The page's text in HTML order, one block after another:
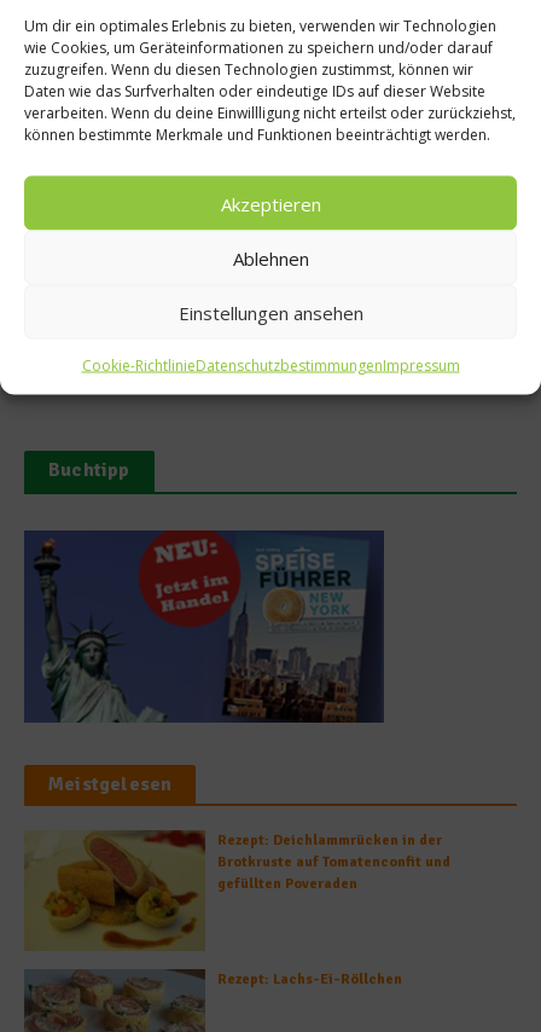
Um dir ein optimales Erlebnis zu bieten, verwenden wir Technologien
wie Cookies, um Geräteinformationen zu speichern und/oder darauf
zuzugreifen. Wenn du diesen Technologien zustimmst, können wir
Daten wie das Surfverhalten oder eindeutige IDs auf dieser Website
verarbeiten. Wenn du deine Einwillligung nicht erteilst oder zurückziehst,
können bestimmte Merkmale und Funktionen beeinträchtigt werden.
Akzeptieren
Ablehnen
Einstellungen ansehen
Cookie-RichtlinieDatenschutzbestimmungenImpressum
Ähnliche Beiträge
Restaurant Seafood Gastro
von Mathias Dahlgren
Buchtipp
Meistgelesen
Rezept: Deichlammrücken in der
Brotkruste auf Tomatenconfit und
gefüllten Poveraden
Rezept: Lachs-Ei-Röllchen